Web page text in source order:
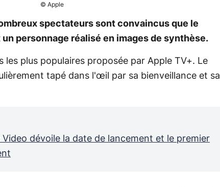
© Apple
spectateurs sont convaincus que le
personnage réalisé en images de synthèse.
les plus populaires proposée par Apple TV+. Le
tapé dans l'œil par sa bienveillance et sa
dévoile la date de lancement et le premier